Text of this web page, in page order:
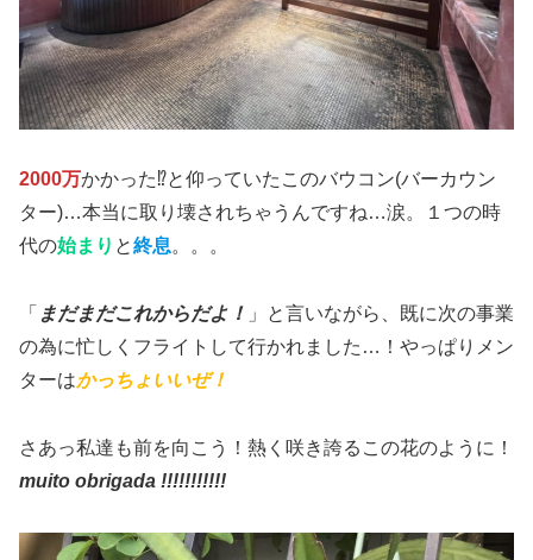
2000万かかった⁉︎と仰っていたこのバウコン(バーカウン
ター)…本当に取り壊されちゃうんですね…涙。１つの時
代の始まり と終息。。。
「 まだまだこれからだよ！ 」と言いながら、既に次の事業
の為に忙しくフライトして行かれました…！やっぱりメン
ターはかっちょいいぜ！
さあっ私達も前を向こう！熱く咲き誇るこの花のように！
muito obrigada !!!!!!!!!!!